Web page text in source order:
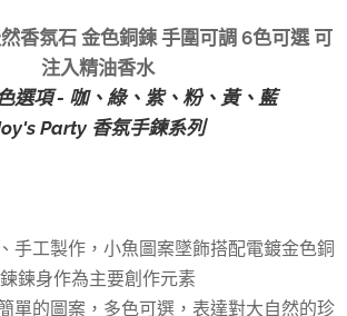
香氛石 金色銅鍊 手圍可調 6色可選 可
注入精油香水
選項 - 咖、綠、紫、粉、黃、藍
Party 香氛手鍊系列
手工製作，小魚圖案墜飾搭配電鍍金色銅
鍊鍊身作為主要創作元素
單的圖案，多色可選，表達對大自然的珍